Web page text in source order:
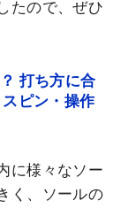
たので、ぜひ
打ち方に合
ピン・操作
に様々なソー
く、ソールの